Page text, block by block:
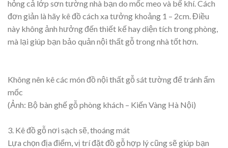
hỏng cả lớp sơn tường nhà bạn do mốc meo và bế khí. Cách
đơn giản là hãy kê đồ cách xa tưởng khoảng 1 – 2cm. Điều
này không ảnh hưởng đến thiết kế hay diện tích trong phòng,
mà lại giúp bạn bảo quản nội thất gỗ trong nhà tốt hơn.
Không nên kê các món đồ nội thất gỗ sát tường để tránh ẩm
mốc
(Ảnh: Bộ bàn ghế gỗ phòng khách – Kiến Vàng Hà Nội)
3. Kê đồ gỗ nơi sạch sẽ, thoáng mát
Lựa chọn địa điểm, vị trí đặt đồ gỗ hợp lý cũng sẽ giúp bạn